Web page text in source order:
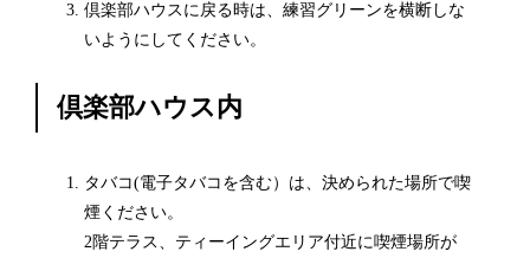
倶楽部ハウスに戻る時は、練習グリーンを横断しな
いようにしてください。
倶楽部ハウス内
タバコ(電子タバコを含む）は、決められた場所で喫
煙ください。
2階テラス、ティーイングエリア付近に喫煙場所が